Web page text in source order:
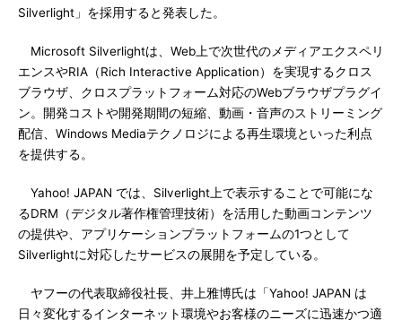
Silverlight」を採用すると発表した。
Microsoft Silverlightは、Web上で次世代のメディアエクスペリ
エンスやRIA（Rich Interactive Application）を実現するクロス
ブラウザ、クロスプラットフォーム対応のWebブラウザプラグイ
ン。開発コストや開発期間の短縮、動画・音声のストリーミング
配信、Windows Mediaテクノロジによる再生環境といった利点
を提供する。
Yahoo! JAPAN では、Silverlight上で表示することで可能にな
るDRM（デジタル著作権管理技術）を活用した動画コンテンツ
の提供や、アプリケーションプラットフォームの1つとして
Silverlightに対応したサービスの展開を予定している。
ヤフーの代表取締役社長、井上雅博氏は「Yahoo! JAPAN は
日々変化するインターネット環境やお客様のニーズに迅速かつ適